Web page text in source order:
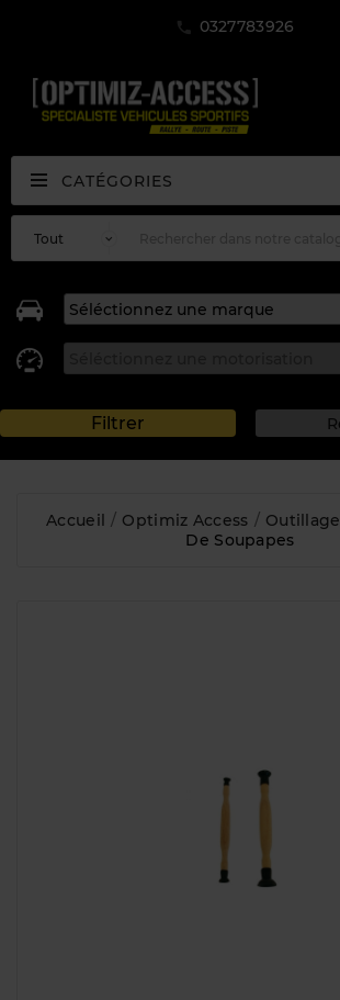
0327783926
CATÉGORIES
Accueil Optimiz Access Outillage
De Soupapes